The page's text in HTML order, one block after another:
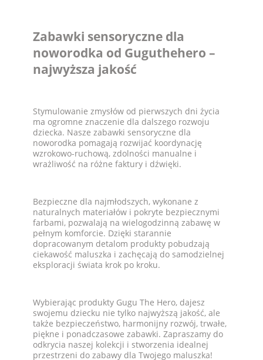
Zabawki sensoryczne dla
noworodka od Guguthehero –
najwyższa jakość
Stymulowanie zmysłów od pierwszych dni życia
ma ogromne znaczenie dla dalszego rozwoju
dziecka. Nasze zabawki sensoryczne dla
noworodka pomagają rozwijać koordynację
wzrokowo-ruchową, zdolności manualne i
wrażliwość na różne faktury i dźwięki.
Bezpieczne dla najmłodszych, wykonane z
naturalnych materiałów i pokryte bezpiecznymi
farbami, pozwalają na wielogodzinną zabawę w
pełnym komforcie. Dzięki starannie
dopracowanym detalom produkty pobudzają
ciekawość maluszka i zachęcają do samodzielnej
eksploracji świata krok po kroku.
Wybierając produkty Gugu The Hero, dajesz
swojemu dziecku nie tylko najwyższą jakość, ale
także bezpieczeństwo, harmonijny rozwój, trwałe,
piękne i ponadczasowe zabawki. Zapraszamy do
odkrycia naszej kolekcji i stworzenia idealnej
przestrzeni do zabawy dla Twojego maluszka!